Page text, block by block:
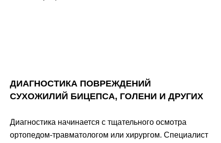
ДИАГНОСТИКА ПОВРЕЖДЕНИЙ
СУХОЖИЛИЙ БИЦЕПСА, ГОЛЕНИ И ДРУГИХ
Диагностика начинается с тщательного осмотра
ортопедом-травматологом или хирургом. Специалист